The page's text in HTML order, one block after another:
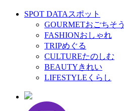
SPOT DATA スポット
GOURMETおごちそう
FASHIONおしゃれ
TRIPめぐる
CULTUREたのしむ
BEAUTYきれい
LIFESTYLE くらし